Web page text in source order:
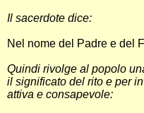
Il sacerdote dice:
Nel nome del Padre e del
Quindi rivolge al popolo
il significato del rito e per
attiva e consapevole: